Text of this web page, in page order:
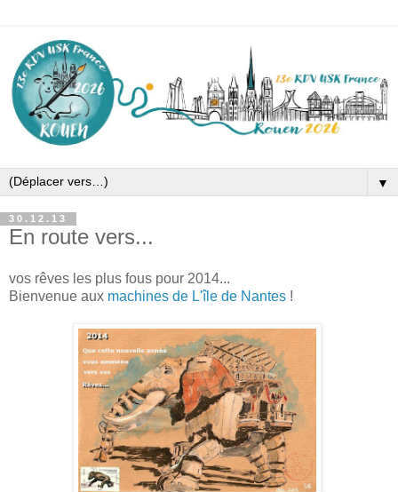
▼
30.12.13
En route vers...
vos rêves les plus fous pour 2014...
Bienvenue aux machines de L'île de Nantes !